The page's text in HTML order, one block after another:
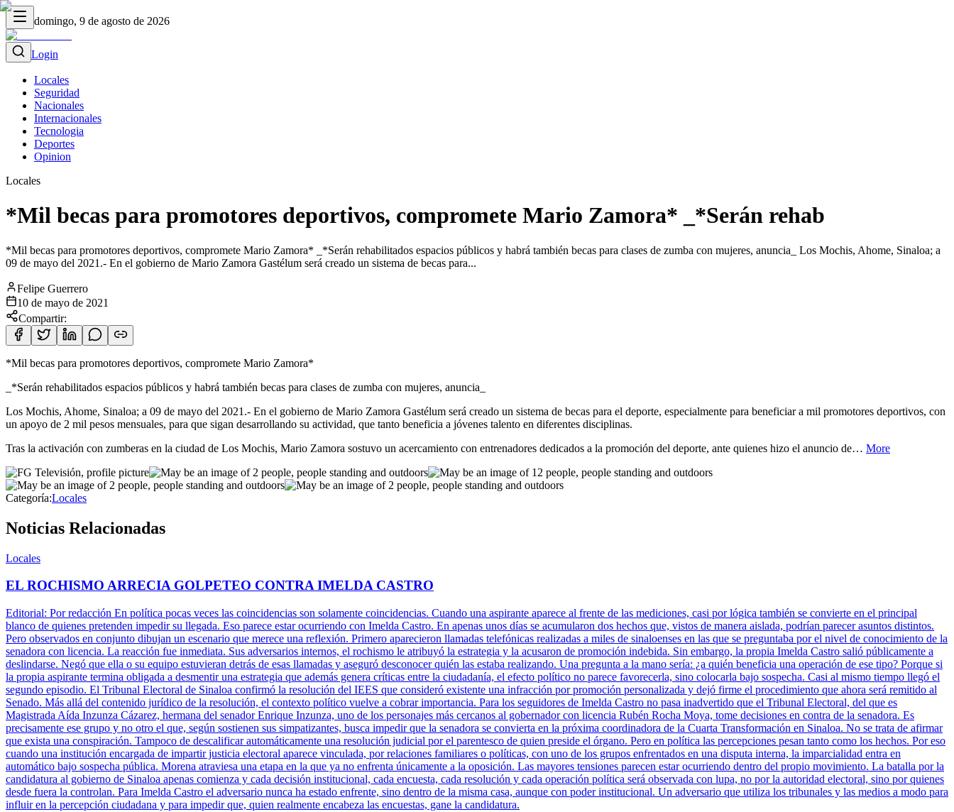
domingo, 9 de agosto de 2026
Login
Locales
Seguridad
Nacionales
Internacionales
Tecnologia
Deportes
Opinion
Locales
*Mil becas para promotores deportivos, compromete Mario Zamora* _*Serán rehab
*Mil becas para promotores deportivos, compromete Mario Zamora* _*Serán rehabilitados espacios públicos y habrá también becas para clases de zumba con mujeres, anuncia_ Los Mochis, Ahome, Sinaloa; a
09 de mayo del 2021.- En el gobierno de Mario Zamora Gastélum será creado un sistema de becas para...
Felipe Guerrero
10 de mayo de 2021
Compartir:
*Mil becas para promotores deportivos, compromete Mario Zamora*
_*Serán rehabilitados espacios públicos y habrá también becas para clases de zumba con mujeres, anuncia_
Los Mochis, Ahome, Sinaloa; a 09 de mayo del 2021.- En el gobierno de Mario Zamora Gastélum será creado un sistema de becas para el deporte, especialmente para beneficiar a mil promotores deportivos, con
un apoyo de 2 mil pesos mensuales, para que sigan desarrollando su actividad, que tanto beneficia a jóvenes talento en diferentes disciplinas.
Tras la activación con zumberas en la ciudad de Los Mochis, Mario Zamora sostuvo un acercamiento con entrenadores dedicados a la promoción del deporte, ante quienes hizo el anuncio de… More
Categoría:Locales
Noticias Relacionadas
Locales
EL ROCHISMO ARRECIA GOLPETEO CONTRA IMELDA CASTRO
Editorial: Por redacción En política pocas veces las coincidencias son solamente coincidencias. Cuando una aspirante aparece al frente de las mediciones, casi por lógica también se convierte en el principal
blanco de quienes pretenden impedir su llegada. Eso parece estar ocurriendo con Imelda Castro. En apenas unos días se acumularon dos hechos que, vistos de manera aislada, podrían parecer asuntos distintos.
Pero observados en conjunto dibujan un escenario que merece una reflexión. Primero aparecieron llamadas telefónicas realizadas a miles de sinaloenses en las que se preguntaba por el nivel de conocimiento de la
senadora con licencia. La reacción fue inmediata. Sus adversarios internos, el rochismo le atribuyó la estrategia y la acusaron de promoción indebida. Sin embargo, la propia Imelda Castro salió públicamente a
deslindarse. Negó que ella o su equipo estuvieran detrás de esas llamadas y aseguró desconocer quién las estaba realizando. Una pregunta a la mano sería: ¿a quién beneficia una operación de ese tipo? Porque si
la propia aspirante termina obligada a desmentir una estrategia que además genera críticas entre la ciudadanía, el efecto político no parece favorecerla, sino colocarla bajo sospecha. Casi al mismo tiempo llegó el
segundo episodio. El Tribunal Electoral de Sinaloa confirmó la resolución del IEES que consideró existente una infracción por promoción personalizada y dejó firme el procedimiento que ahora será remitido al
Senado. Más allá del contenido jurídico de la resolución, el contexto político vuelve a cobrar importancia. Para los seguidores de Imelda Castro no pasa inadvertido que el Tribunal Electoral, del que es
Magistrada Aída Inzunza Cázarez, hermana del senador Enrique Inzunza, uno de los personajes más cercanos al gobernador con licencia Rubén Rocha Moya, tome decisiones en contra de la senadora. Es
precisamente ese grupo y no otro el que, según sostienen sus simpatizantes, busca impedir que la senadora se convierta en la próxima coordinadora de la Cuarta Transformación en Sinaloa. No se trata de afirmar
que exista una conspiración. Tampoco de descalificar automáticamente una resolución judicial por el parentesco de quien preside el órgano. Pero en política las percepciones pesan tanto como los hechos. Por eso
cuando una institución encargada de impartir justicia electoral aparece vinculada, por relaciones familiares o políticas, con uno de los grupos enfrentados en una disputa interna, la imparcialidad entra en
automático bajo sospecha pública. Morena atraviesa una etapa en la que ya no enfrenta únicamente a la oposición. Las mayores tensiones parecen estar ocurriendo dentro del propio movimiento. La batalla por la
candidatura al gobierno de Sinaloa apenas comienza y cada decisión institucional, cada encuesta, cada resolución y cada operación política será observada con lupa, no por la autoridad electoral, sino por quienes
desde fuera la controlan. Para Imelda Castro el adversario nunca ha estado enfrente, sino dentro de la misma casa, aunque con poder institucional. Un adversario que utiliza los tribunales y las medios a modo para
influir en la percepción ciudadana y para impedir que, quien realmente encabeza las encuestas, gane la candidatura.